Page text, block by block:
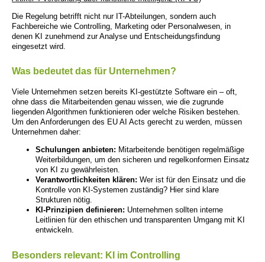
Die Regelung betrifft nicht nur IT-Abteilungen, sondern auch
Fachbereiche wie Controlling, Marketing oder Personalwesen, in
denen KI zunehmend zur Analyse und Entscheidungsfindung
eingesetzt wird.
Was bedeutet das für Unternehmen?
Viele Unternehmen setzen bereits KI-gestützte Software ein – oft,
ohne dass die Mitarbeitenden genau wissen, wie die zugrunde
liegenden Algorithmen funktionieren oder welche Risiken bestehen.
Um den Anforderungen des EU AI Acts gerecht zu werden, müssen
Unternehmen daher:
Schulungen anbieten: Mitarbeitende benötigen regelmäßige
Weiterbildungen, um den sicheren und regelkonformen Einsatz
von KI zu gewährleisten.
Verantwortlichkeiten klären: Wer ist für den Einsatz und die
Kontrolle von KI-Systemen zuständig? Hier sind klare
Strukturen nötig.
KI-Prinzipien definieren: Unternehmen sollten interne
Leitlinien für den ethischen und transparenten Umgang mit KI
entwickeln.
Besonders relevant: KI im Controlling